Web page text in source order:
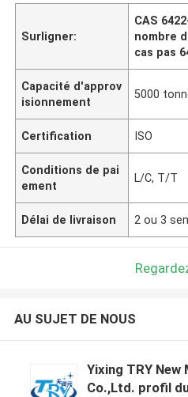
Surligner:
CAS
nombre
cas pas
Capacité d'approv
isionnement
5000
Certification ISO
Conditions de pai
ement
L/C, T/T
Délai de livraison 2 ou 3
AU SUJET DE NOUS
Yixing TRY New
Co.,Ltd. profil